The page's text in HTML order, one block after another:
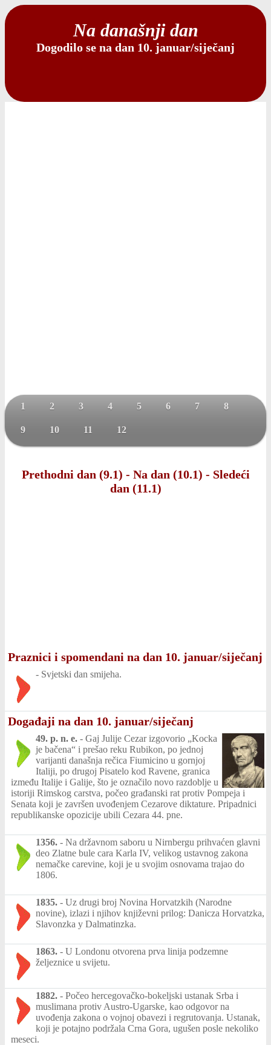
Na današnji dan
Dogodilo se na dan 10. januar/siječanj
1 2 3 4 5 6 7 8
9 10 11 12
Prethodni dan (9.1) - Na dan (10.1) - Sledeći
dan (11.1)
Praznici i spomendani na dan 10. januar/siječanj
- Svjetski dan smijeha.
Događaji na dan 10. januar/siječanj
49. p. n. e. - Gaj Julije Cezar izgovorio „Kocka
je bačena“ i prešao reku Rubikon, po jednoj
varijanti današnja rečica Fiumicino u gornjoj
Italiji, po drugoj Pisatelo kod Ravene, granica
između Italije i Galije, što je označilo novo razdoblje u
istoriji Rimskog carstva, počeo građanski rat protiv Pompeja i
Senata koji je završen uvođenjem Cezarove diktature. Pripadnici
republikanske opozicije ubili Cezara 44. pne.
1356. - Na državnom saboru u Nirnbergu prihvaćen glavni
deo Zlatne bule cara Karla IV, velikog ustavnog zakona
nemačke carevine, koji je u svojim osnovama trajao do
1806.
1835. - Uz drugi broj Novina Horvatzkih (Narodne
novine), izlazi i njihov književni prilog: Danicza Horvatzka,
Slavonzka y Dalmatinzka.
1863. - U Londonu otvorena prva linija podzemne
željeznice u svijetu.
1882. - Počeo hercegovačko-bokeljski ustanak Srba i
muslimana protiv Austro-Ugarske, kao odgovor na
uvođenja zakona o vojnoj obavezi i regrutovanja. Ustanak,
koji je potajno podržala Crna Gora, ugušen posle nekoliko
meseci.